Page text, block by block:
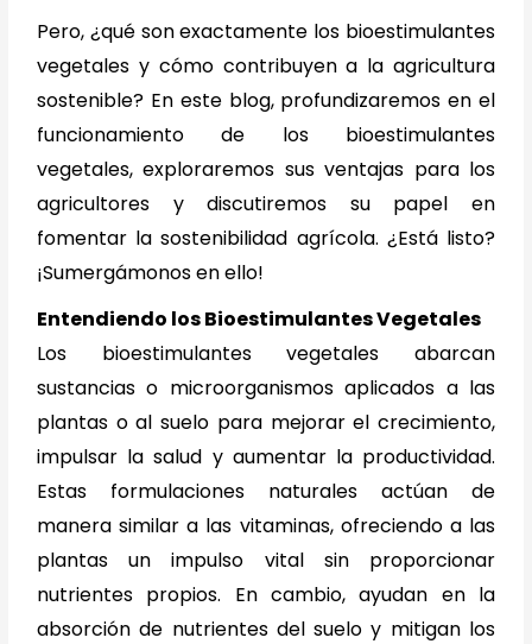
Pero, ¿qué son exactamente los bioestimulantes
vegetales y cómo contribuyen a la agricultura
sostenible? En este blog, profundizaremos en el
funcionamiento de los bioestimulantes
vegetales, exploraremos sus ventajas para los
agricultores y discutiremos su papel en
fomentar la sostenibilidad agrícola. ¿Está listo?
¡Sumergámonos en ello!
Entendiendo los Bioestimulantes Vegetales
Los bioestimulantes vegetales abarcan
sustancias o microorganismos aplicados a las
plantas o al suelo para mejorar el crecimiento,
impulsar la salud y aumentar la productividad.
Estas formulaciones naturales actúan de
manera similar a las vitaminas, ofreciendo a las
plantas un impulso vital sin proporcionar
nutrientes propios. En cambio, ayudan en la
absorción de nutrientes del suelo y mitigan los